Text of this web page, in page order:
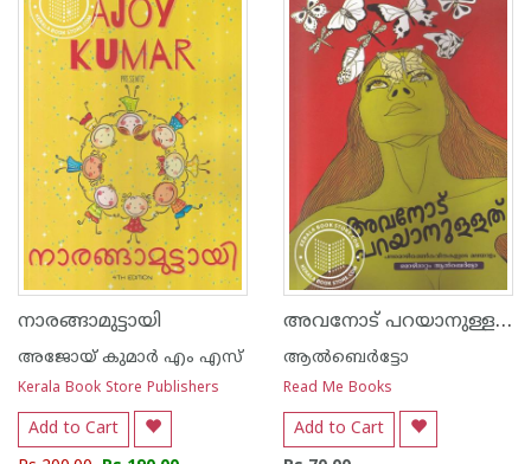
നാരങ്ങാമുട്ടായി
അജോയ് കുമാര്‍ എം എസ്
Kerala Book Store Publishers
Add to Cart
അവനോട് പറയാനുള്ളത് - പലമൊഴിപ്പെൺകവിതകളുടെ മലയാളം
ആൽബെർട്ടോ
Read Me Books
Add to Cart